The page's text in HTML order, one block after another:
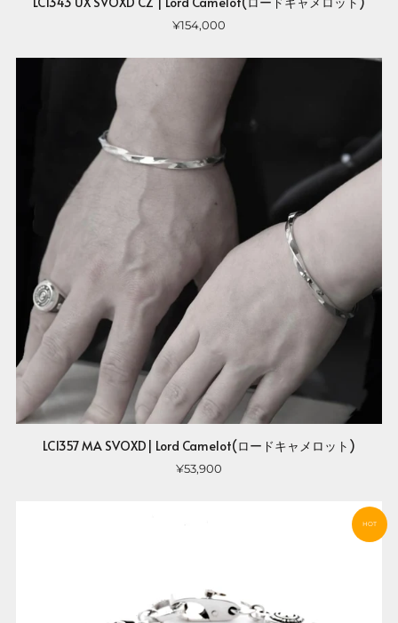
¥154,000
LC1357 MA SVOXD| Lord Camelot(ロードキャメロット)
¥53,900
HOT